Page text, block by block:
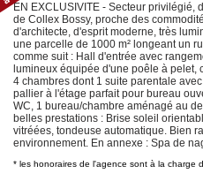
EN EXCLUSIVITE - Secteur privilégié,
de Collex Bossy, proche des
d'architecte, d'esprit moderne, très
une parcelle de 1000 m² longeant un
comme suit : Hall d'entrée avec
lumineux équipée d'une poêle à pelet,
4 chambres dont 1 suite parentale
pallier à l'étage parfait pour bureau
WC, 1 bureau/chambre aménagé au
belles prestations : Brise soleil
vitréées, tondeuse automatique. Bien
environnement. En annexe : Spa de
* les honoraires de l'agence sont à la charge